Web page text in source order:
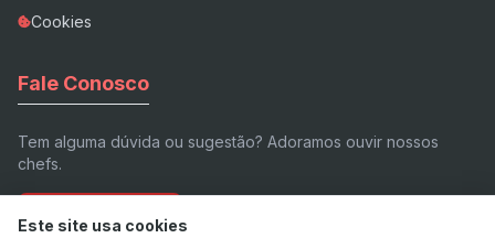
Cookies
Fale Conosco
Tem alguma dúvida ou sugestão? Adoramos ouvir nossos
chefs.
Enviar E-mail
Este site usa cookies